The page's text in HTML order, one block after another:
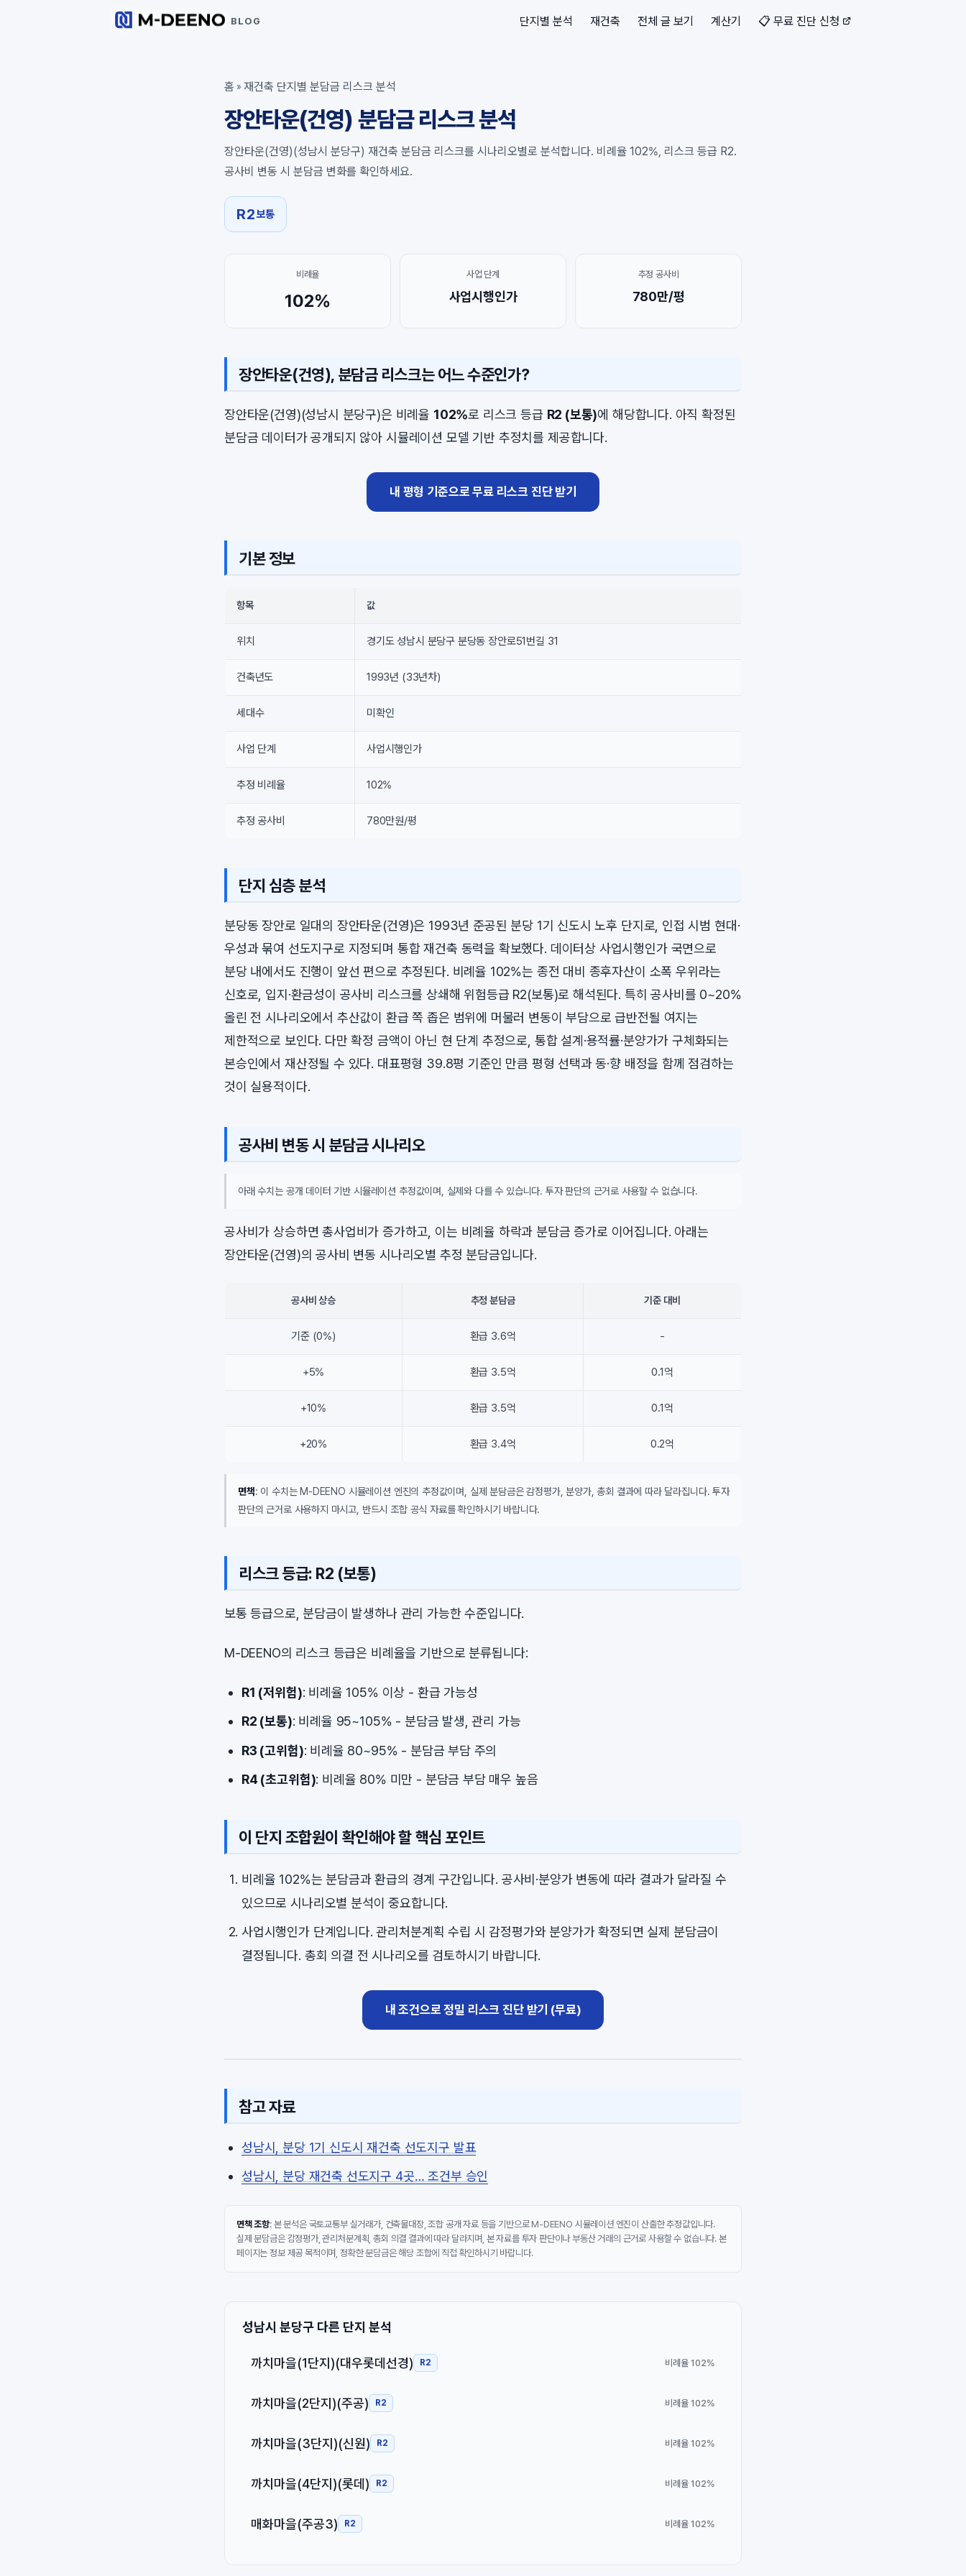
BLOG 단지별 분석 재건축 전체 글 보기 계산기 📋 무료 진단 신청
홈 » 재건축 단지별 분담금 리스크 분석
장안타운(건영) 분담금 리스크 분석
장안타운(건영)(성남시 분당구) 재건축 분담금 리스크를 시나리오별로 분석합니다. 비례율 102%, 리스크 등급 R2.
공사비 변동 시 분담금 변화를 확인하세요.
R2보통
비례율
102%
사업 단계
사업시행인가
추정 공사비
780만/평
장안타운(건영), 분담금 리스크는 어느 수준인가?
장안타운(건영)(성남시 분당구)은 비례율 102%로 리스크 등급 R2 (보통)에 해당합니다. 아직 확정된
분담금 데이터가 공개되지 않아 시뮬레이션 모델 기반 추정치를 제공합니다.
내 평형 기준으로 무료 리스크 진단 받기
기본 정보
항목 값
위치 경기도 성남시 분당구 분당동 장안로51번길 31
건축년도 1993년 (33년차)
세대수 미확인
사업 단계 사업시행인가
추정 비례율 102%
추정 공사비 780만원/평
단지 심층 분석
분당동 장안로 일대의 장안타운(건영)은 1993년 준공된 분당 1기 신도시 노후 단지로, 인접 시범 현대·
우성과 묶여 선도지구로 지정되며 통합 재건축 동력을 확보했다. 데이터상 사업시행인가 국면으로
분당 내에서도 진행이 앞선 편으로 추정된다. 비례율 102%는 종전 대비 종후자산이 소폭 우위라는
신호로, 입지·환금성이 공사비 리스크를 상쇄해 위험등급 R2(보통)로 해석된다. 특히 공사비를 0~20%
올린 전 시나리오에서 추산값이 환급 쪽 좁은 범위에 머물러 변동이 부담으로 급반전될 여지는
제한적으로 보인다. 다만 확정 금액이 아닌 현 단계 추정으로, 통합 설계·용적률·분양가가 구체화되는
본승인에서 재산정될 수 있다. 대표평형 39.8평 기준인 만큼 평형 선택과 동·향 배정을 함께 점검하는
것이 실용적이다.
공사비 변동 시 분담금 시나리오
아래 수치는 공개 데이터 기반 시뮬레이션 추정값이며, 실제와 다를 수 있습니다. 투자 판단의 근거로 사용할 수 없습니다.
공사비가 상승하면 총사업비가 증가하고, 이는 비례율 하락과 분담금 증가로 이어집니다. 아래는
장안타운(건영)의 공사비 변동 시나리오별 추정 분담금입니다.
공사비 상승 추정 분담금 기준 대비
기준 (0%) 환급 3.6억 -
+5% 환급 3.5억 0.1억
+10% 환급 3.5억 0.1억
+20% 환급 3.4억 0.2억
면책: 이 수치는 M-DEENO 시뮬레이션 엔진의 추정값이며, 실제 분담금은 감정평가, 분양가, 총회 결과에 따라 달라집니다. 투자
판단의 근거로 사용하지 마시고, 반드시 조합 공식 자료를 확인하시기 바랍니다.
리스크 등급: R2 (보통)
보통 등급으로, 분담금이 발생하나 관리 가능한 수준입니다.
M-DEENO의 리스크 등급은 비례율을 기반으로 분류됩니다:
R1 (저위험): 비례율 105% 이상 - 환급 가능성
R2 (보통): 비례율 95~105% - 분담금 발생, 관리 가능
R3 (고위험): 비례율 80~95% - 분담금 부담 주의
R4 (초고위험): 비례율 80% 미만 - 분담금 부담 매우 높음
이 단지 조합원이 확인해야 할 핵심 포인트
비례율 102%는 분담금과 환급의 경계 구간입니다. 공사비·분양가 변동에 따라 결과가 달라질 수
있으므로 시나리오별 분석이 중요합니다.
사업시행인가 단계입니다. 관리처분계획 수립 시 감정평가와 분양가가 확정되면 실제 분담금이
결정됩니다. 총회 의결 전 시나리오를 검토하시기 바랍니다.
내 조건으로 정밀 리스크 진단 받기 (무료)
참고 자료
성남시, 분당 1기 신도시 재건축 선도지구 발표
성남시, 분당 재건축 선도지구 4곳… 조건부 승인
면책 조항: 본 분석은 국토교통부 실거래가, 건축물대장, 조합 공개 자료 등을 기반으로 M-DEENO 시뮬레이션 엔진이 산출한 추정값입니다.
실제 분담금은 감정평가, 관리처분계획, 총회 의결 결과에 따라 달라지며, 본 자료를 투자 판단이나 부동산 거래의 근거로 사용할 수 없습니다. 본
페이지는 정보 제공 목적이며, 정확한 분담금은 해당 조합에 직접 확인하시기 바랍니다.
성남시 분당구 다른 단지 분석
까치마을(1단지)(대우롯데선경) R2 비례율 102%
까치마을(2단지)(주공) R2 비례율 102%
까치마을(3단지)(신원) R2 비례율 102%
까치마을(4단지)(롯데) R2 비례율 102%
매화마을(주공3) R2 비례율 102%